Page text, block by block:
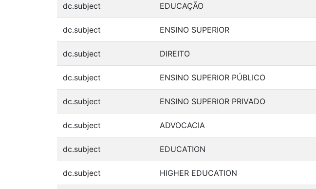
dc.subject EDUCAÇÃO
dc.subject ENSINO SUPERIOR
dc.subject DIREITO
dc.subject ENSINO SUPERIOR PÚBLICO
dc.subject ENSINO SUPERIOR PRIVADO
dc.subject ADVOCACIA
dc.subject EDUCATION
dc.subject HIGHER EDUCATION